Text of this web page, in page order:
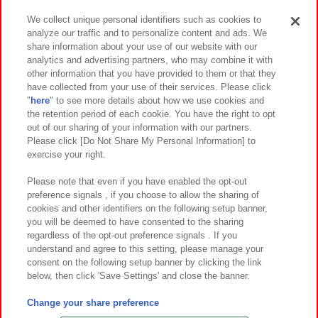
イベント・キャンペーン
関連会社 サステナビリティ サイトポリシー
プライバシーポリシー ウェブアクセシビリティ方針と検証結果
お取引先さまとともに
カスタマーハラスメント対応方針 よくあるご質問・お問い合わせ
©Bandai Namco Amusement Inc.
©Bandai Namco Amusement Lab Inc.
We collect unique personal identifiers such as cookies to
analyze our traffic and to personalize content and ads. We
share information about your use of our website with our
analytics and advertising partners, who may combine it with
other information that you have provided to them or that they
have collected from your use of their services. Please click
" here" to see more details about how we use cookies and
the retention period of each cookie. You have the right to opt
out of our sharing of your information with our partners.
Please click [Do Not Share My Personal Information] to
exercise your right.
Please note that even if you have enabled the opt-out
preference signals , if you choose to allow the sharing of
cookies and other identifiers on the following setup banner,
you will be deemed to have consented to the sharing
regardless of the opt-out preference signals . If you
understand and agree to this setting, please manage your
consent on the following setup banner by clicking the link
below, then click 'Save Settings' and close the banner.
Change your share preference